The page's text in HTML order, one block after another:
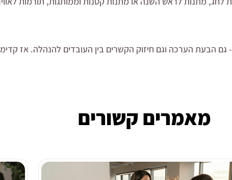
גם הבעת הערכה וגם חיזוק הקשרים בין העובדים להנהלה. אז
מאמרים קשורים